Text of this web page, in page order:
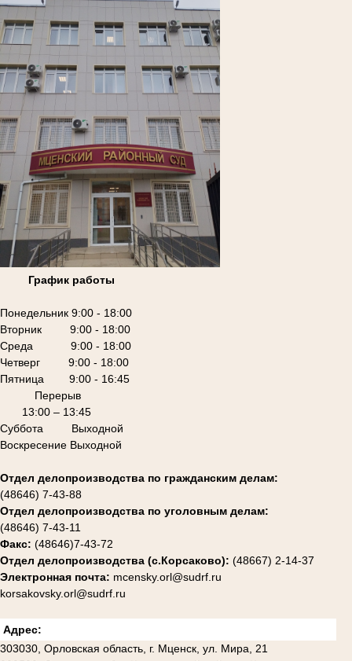
График работы
Понедельник 9:00 - 18:00
Вторник 9:00 - 18:00
Среда 9:00 - 18:00
Четверг 9:00 - 18:00
Пятница 9:00 - 16:45
Перерыв
13:00 – 13:45
Суббота Выходной
Воскресение Выходной
Отдел делопроизводства по гражданским делам:
(48646) 7-43-88
Отдел делопроизводства по уголовным делам:
(48646) 7-43-11
Факс: (48646)7-43-72
Отдел делопроизводства (с.Корсаково): (48667) 2-14-37
Электронная почта: mcensky.orl@sudrf.ru
korsakovsky.orl@sudrf.ru
Адрес:
303030, Орловская область, г. Мценск, ул. Мира, 21